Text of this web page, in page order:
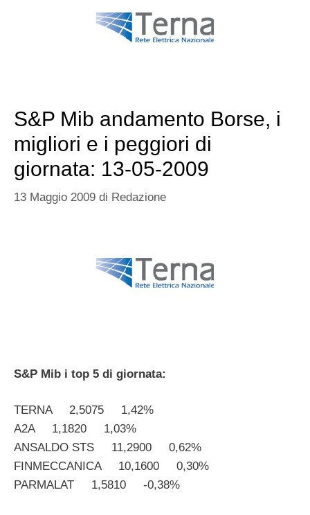
S&P Mib andamento Borse, i
migliori e i peggiori di
giornata: 13-05-2009
13 Maggio 2009 di Redazione
S&P Mib i top 5 di giornata:
TERNA 2,5075 1,42%
A2A 1,1820 1,03%
ANSALDO STS 11,2900 0,62%
FINMECCANICA 10,1600 0,30%
PARMALAT 1,5810 -0,38%